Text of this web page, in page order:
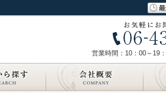
営業時間：10：00～19